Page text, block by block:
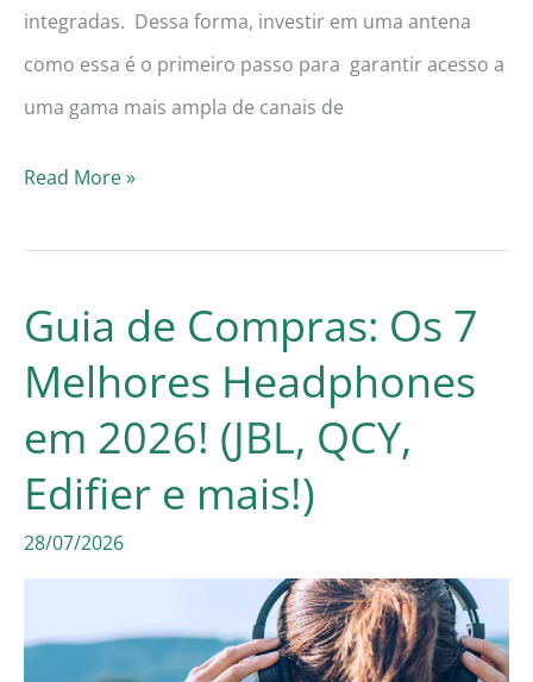
integradas. Dessa forma, investir em uma antena
como essa é o primeiro passo para garantir acesso a
uma gama mais ampla de canais de
Guia
As
7
Melhores
Antenas
Digitais
(Aquário,
Read More »
Guia de Compras: Os 7
Melhores Headphones
em 2026! (JBL, QCY,
Edifier e mais!)
28/07/2026